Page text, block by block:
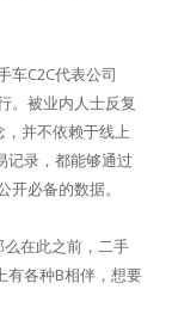
车C2C代表公司
。被业内人士反复
并不依赖于线上
记录，都能够通过
必备的数据。
在此之前，二手
有各种B相伴，想要